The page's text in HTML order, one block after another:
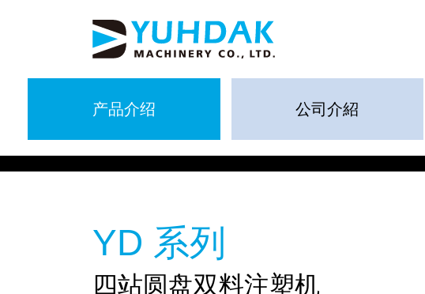
产品介绍 公司介紹
YD 系列
四站圆盘双料注塑机